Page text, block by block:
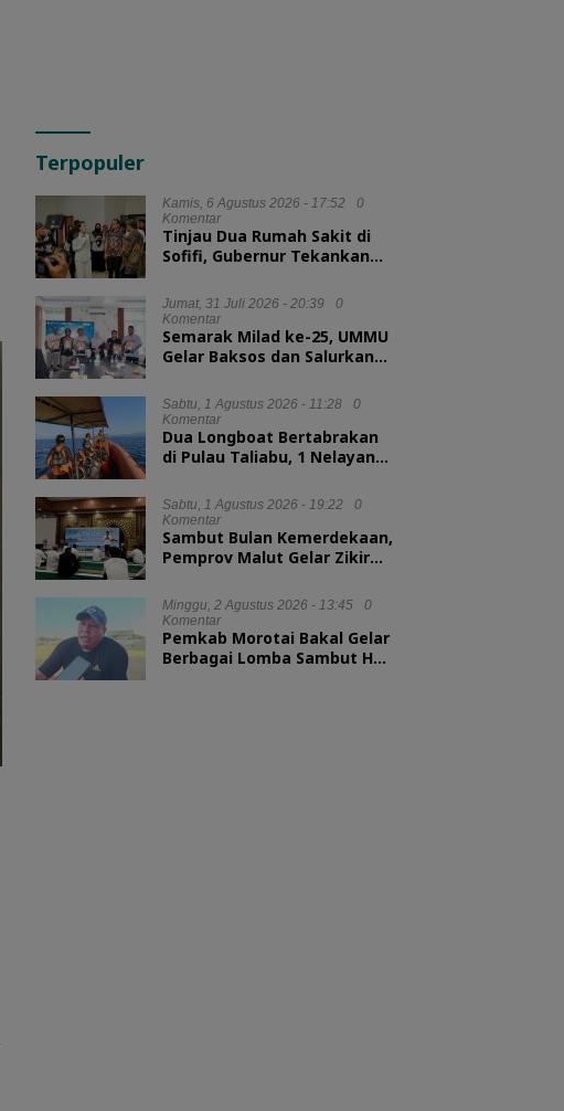
Terpopuler
Kamis, 6 Agustus 2026 - 17:52
0
Komentar
Tinjau Dua Rumah Sakit di
Sofifi, Gubernur Tekankan
Kesehatan
Jumat, 31 Juli 2026 - 20:39
0
Komentar
Semarak Milad ke-25, UMMU
Gelar Baksos dan Salurkan
Mahasiswa Kurang Mampu
Sabtu, 1 Agustus 2026 - 11:28
0
Komentar
Dua Longboat Bertabrakan
di Pulau Taliabu, 1 Nelayan
Sabtu, 1 Agustus 2026 - 19:22
0
Komentar
Sambut Bulan Kemerdekaan,
Pemprov Malut Gelar Zikir
Minggu, 2 Agustus 2026 - 13:45
0
Komentar
Pemkab Morotai Bakal Gelar
Berbagai Lomba Sambut HUT